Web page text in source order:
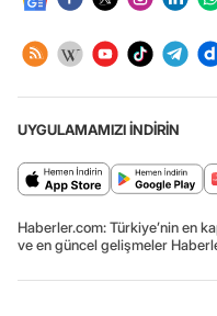
UYGULAMAMIZI İNDİRİN
Haberler.com: Türkiye’nin en
ve en güncel gelişmeler